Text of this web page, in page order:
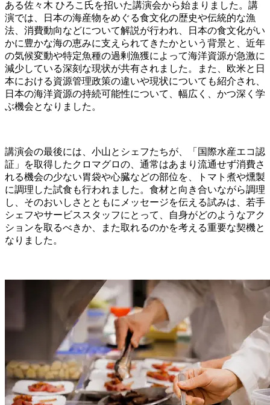
ある佐々木 ひろこ氏を招いた講演会から始まりました。講
演では、日本の海産物をめぐる食文化の歴史や伝統的な漁
法、消費動向などについて解説が行われ、日本の食文化がい
かに豊かな海の恵みに支えられてきたかという背景と、近年
の気候変動や特定魚種の過剰漁獲によって海洋資源が急激に
減少している深刻な現状が共有されました。また、欧米と日
本における資源管理政策の違いや現状についても紹介され、
日本の海洋資源の持続可能性について、幅広く、かつ深く学
ぶ機会となりました。
講演会の最後には、小山とシェフたちが、「国際水産エコ認
証」を取得したクロマグロの、通常はあまり流通せず消費さ
れる機会の少ない胃袋や心臓などの部位を、トマト煮や燻製
に調理した試食も行われました。食材と向き合いながら調理
し、そのおいしさとともにメッセージを伝える試みは、若手
シェフやサービススタッフにとって、自身がどのようなアク
ションを取るべきか、また取れるのかを考える重要な契機と
なりました。